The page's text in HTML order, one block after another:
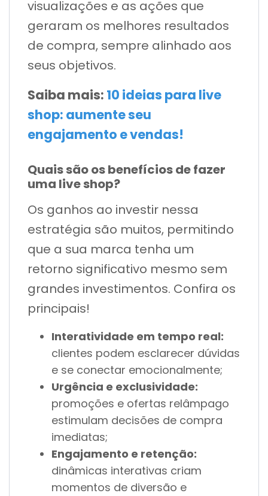
visualizações e as ações que
geraram os melhores resultados
de compra, sempre alinhado aos
seus objetivos.
Saiba mais: 10 ideias para live
shop: aumente seu
engajamento e vendas!
Quais são os benefícios de fazer
uma live shop?
Os ganhos ao investir nessa
estratégia são muitos, permitindo
que a sua marca tenha um
retorno significativo mesmo sem
grandes investimentos. Confira os
principais!
Interatividade em tempo real:
clientes podem esclarecer dúvidas
e se conectar emocionalmente;
Urgência e exclusividade:
promoções e ofertas relâmpago
estimulam decisões de compra
imediatas;
Engajamento e retenção:
dinâmicas interativas criam
momentos de diversão e